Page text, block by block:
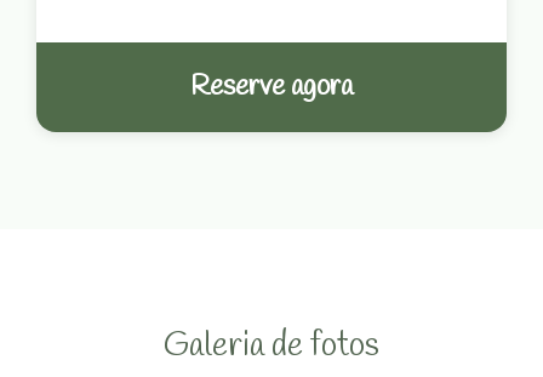
Reserve agora
Galeria de fotos